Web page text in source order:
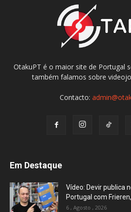
OtakuPT é o maior site de Portugal
também falamos sobre
Contacto:
Em Destaque
Vídeo: Devir publica
Portugal com
6 , Agosto , 2026